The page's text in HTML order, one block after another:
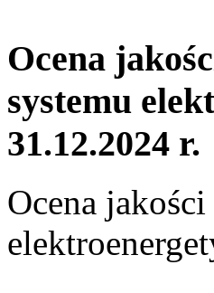
Ocena
systemu
31.12.2024 r.
Ocena